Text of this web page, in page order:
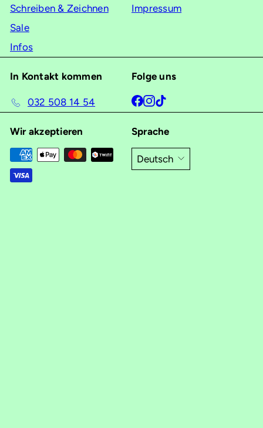
Schreiben & Zeichnen
Sale
Infos
Impressum
In Kontakt kommen
032 508 14 54
Folge uns
Facebook
Instagram
Wir akzeptieren Sprache
Deutsch